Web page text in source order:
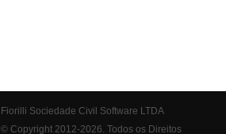
Fiorilli Sociedade Civil Software LTDA
© Copyright 2012-2026. Todos os Direitos